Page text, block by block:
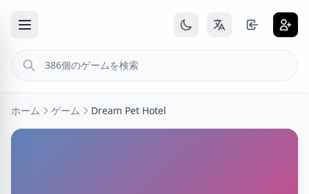
ホーム ゲーム Dream Pet Hotel